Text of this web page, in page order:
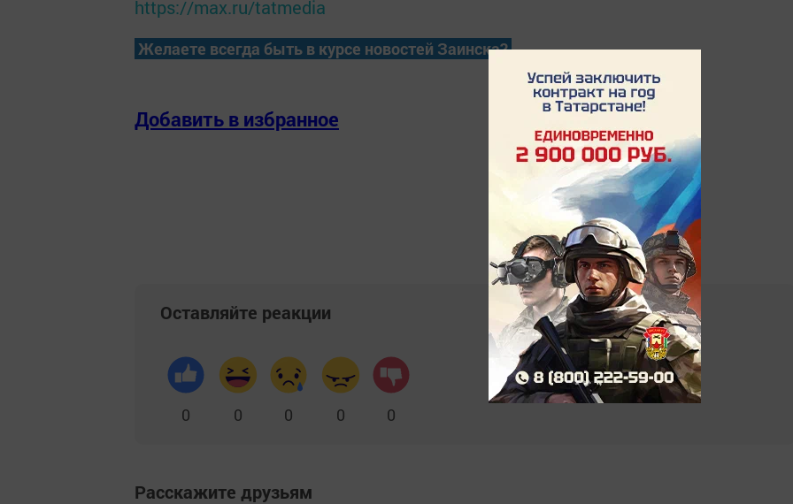
https://max.ru/tatmedia
Желаете всегда быть в курсе новостей Заинска?
Добавить в избранное
Оставляйте реакции
0 0 0 0 0
Расскажите друзьям